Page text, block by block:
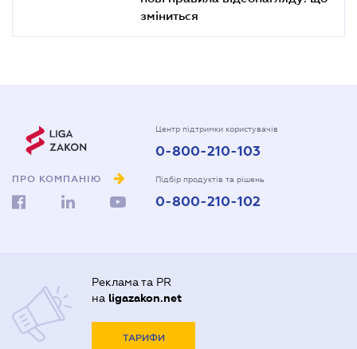
зміниться
ПРО КОМПАНІЮ
Центр підтримки користувачів
0-800-210-103
Підбір продуктів та рішень
0-800-210-102
Реклама та PR
на ligazakon.net
ТАРИФИ